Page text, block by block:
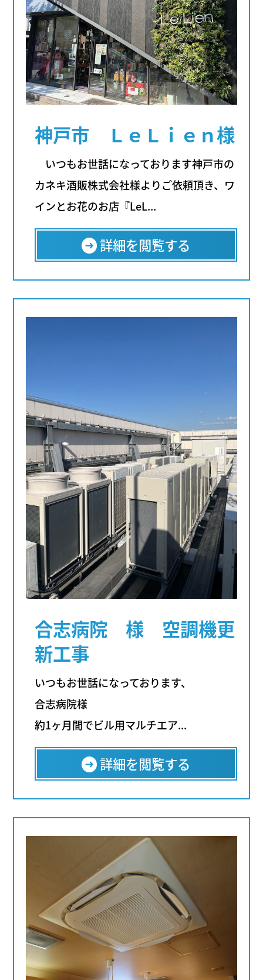
神戸市 ＬｅＬｉｅｎ様
いつもお世話になっております神戸市の
カネキ酒販株式会社様よりご依頼頂き、ワ
インとお花のお店『LeL...
詳細を閲覧する
合志病院 様 空調機更
新工事
いつもお世話になっております、
合志病院様
約1ヶ月間でビル用マルチエア...
詳細を閲覧する